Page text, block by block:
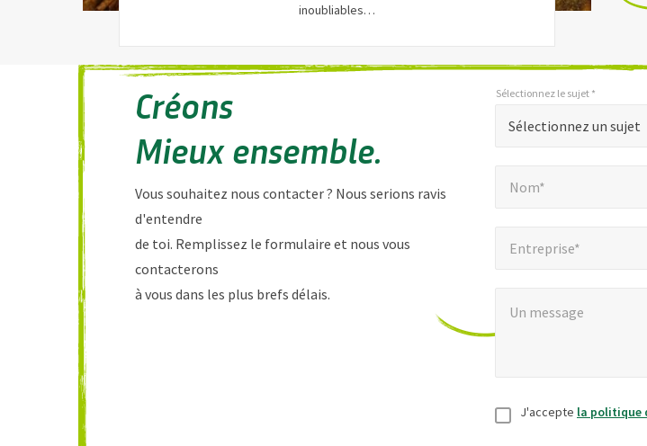
inoubliables…
Créons
Mieux ensemble.
Vous souhaitez nous contacter ? Nous serions ravis
d'entendre
de toi. Remplissez le formulaire et nous vous
contacterons
à vous dans les plus brefs délais.
indique
champs
Sélectionnez un sujet
Sélectionnez le sujet *
Nom*
Entreprise*
Un message
Consentement
J'accepte la politique